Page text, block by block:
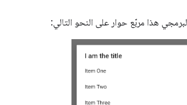
هذا مربّع حوار على النحو التالي: